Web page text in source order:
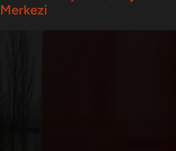
Merkezi